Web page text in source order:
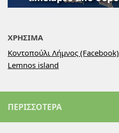
ΧΡΗΣΙΜΑ
Κοντοπούλι Λήμνος (Facebook)
Lemnos island
ΠΕΡΙΣΣΌΤΕΡΑ